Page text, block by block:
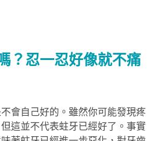
？忍一忍好像就不痛
會自己好的。雖然你可能發現疼
這並不代表蛀牙已經好了。事實